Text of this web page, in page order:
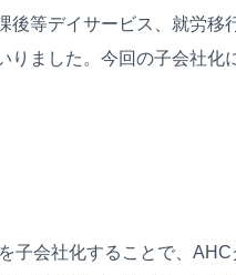
後等デイサービス、就労
りました。今回の子会社
子会社化することで、